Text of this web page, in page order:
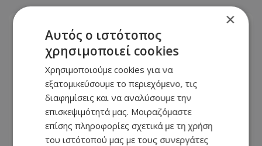
×
Αυτός ο ιστότοπος
χρησιμοποιεί cookies
Χρησιμοποιούμε cookies για να
εξατομικεύσουμε το περιεχόμενο, τις
διαφημίσεις και να αναλύσουμε την
επισκεψιμότητά μας. Μοιραζόμαστε
επίσης πληροφορίες σχετικά με τη χρήση
του ιστότοπού μας με τους συνεργάτες